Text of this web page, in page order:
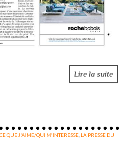
Lire la suite
CE QUE J'AIME/QUI M'INTERESSE LA PRESSE DU